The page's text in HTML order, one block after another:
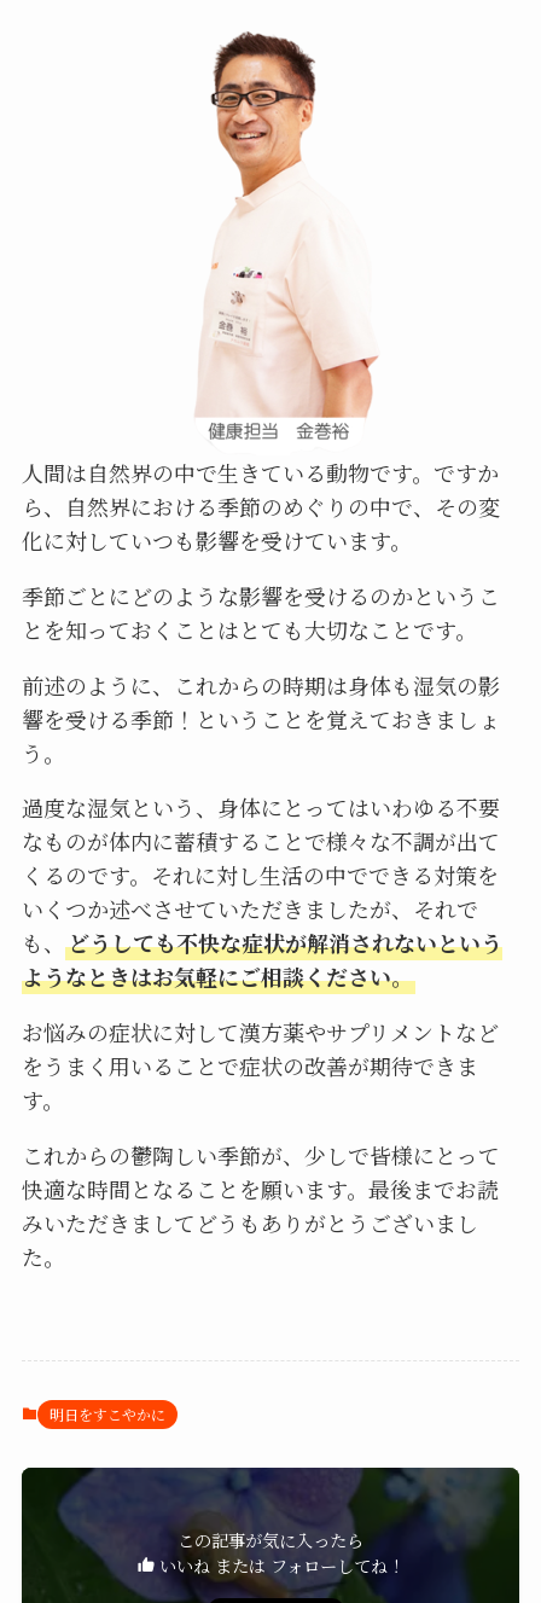
人間は自然界の中で生きている動物です。ですか
ら、自然界における季節のめぐりの中で、その変
化に対していつも影響を受けています。
季節ごとにどのような影響を受けるのかというこ
とを知っておくことはとても大切なことです。
前述のように、これからの時期は身体も湿気の影
響を受ける季節！ということを覚えておきましょ
う。
過度な湿気という、身体にとってはいわゆる不要
なものが体内に蓄積することで様々な不調が出て
くるのです。それに対し生活の中でできる対策を
いくつか述べさせていただきましたが、それで
も、 どうしても不快な症状が解消されないという
ようなときはお気軽にご相談ください。
お悩みの症状に対して漢方薬やサプリメントなど
をうまく用いることで症状の改善が期待できま
す。
これからの鬱陶しい季節が、少しで皆様にとって
快適な時間となることを願います。最後までお読
みいただきましてどうもありがとうございまし
た。
明日をすこやかに
この記事が気に入ったら
いいね または フォローしてね！